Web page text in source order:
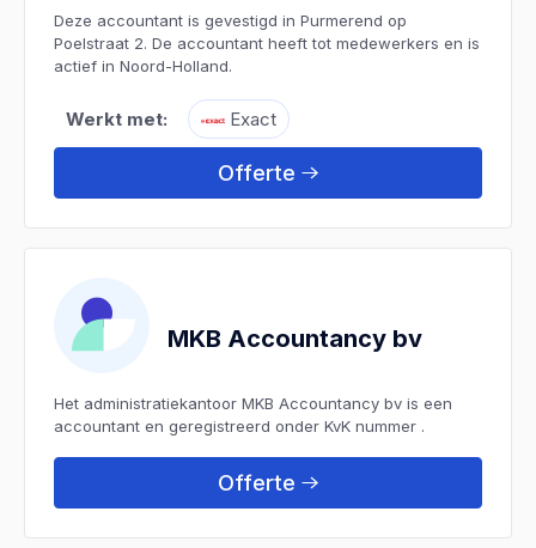
Deze accountant is gevestigd in Purmerend op
Poelstraat 2. De accountant heeft tot medewerkers en is
actief in Noord-Holland.
Werkt met: Exact
Offerte
MKB Accountancy bv
Het administratiekantoor MKB Accountancy bv is een
accountant en geregistreerd onder KvK nummer .
Offerte